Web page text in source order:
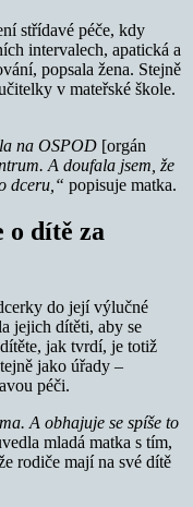
střídavé péče, kdy
intervalech, apatická a
popsala žena. Stejně
v mateřské škole.
na OSPOD [orgán
A doufala jsem, že
dceru,“ popisuje matka.
o dítě za
do její výlučné
jejich dítěti, aby se
jak tvrdí, je totiž
jako úřady –
péči.
A obhajuje se spíše to
mladá matka s tím,
rodiče mají na své dítě